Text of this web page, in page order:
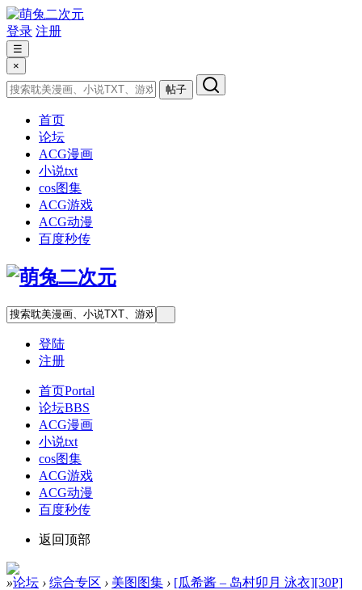
登录 注册
☰
×
帖子
首页
论坛
ACG漫画
小说txt
cos图集
ACG游戏
ACG动漫
百度秒传
登陆
注册
首页Portal
论坛BBS
ACG漫画
小说txt
cos图集
ACG游戏
ACG动漫
百度秒传
返回顶部
»论坛 › 综合专区 › 美图图集 › [瓜希酱 – 岛村卯月 泳衣][30P]